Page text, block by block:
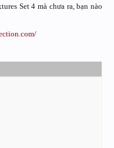
Set 4 mà chưa ra, bạn nào